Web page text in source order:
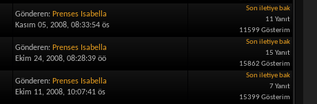
Gönderen: Prenses Isabella
Kasım 05, 2008, 08:33:54 ös
Son iletiye bak
11 Yanıt
11599 Gösterim
Gönderen: Prenses Isabella
Ekim 24, 2008, 08:28:39 öö
Son iletiye bak
15 Yanıt
15862 Gösterim
Gönderen: Prenses Isabella
Ekim 11, 2008, 10:07:41 ös
Son iletiye bak
7 Yanıt
15399 Gösterim